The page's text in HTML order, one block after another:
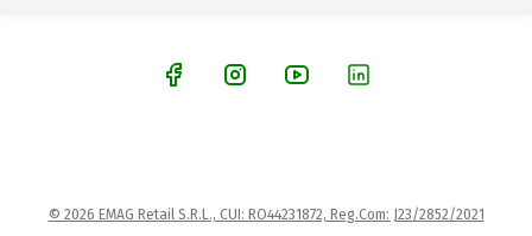
© 2026 EMAG Retail S.R.L., CUI: RO44231872, Reg.Com: J23/2852/2021